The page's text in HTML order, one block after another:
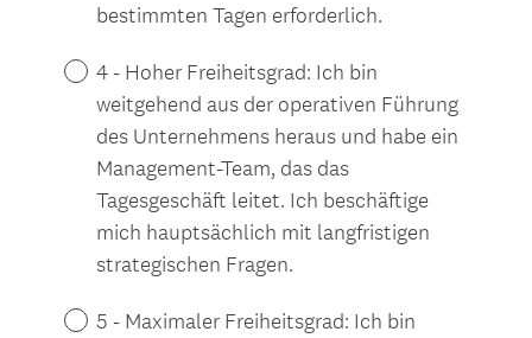
bestimmten Tagen erforderlich.
4 - Hoher Freiheitsgrad: Ich bin
weitgehend aus der operativen Führung
des Unternehmens heraus und habe ein
Management-Team, das das
Tagesgeschäft leitet. Ich beschäftige
mich hauptsächlich mit langfristigen
strategischen Fragen.
5 - Maximaler Freiheitsgrad: Ich bin